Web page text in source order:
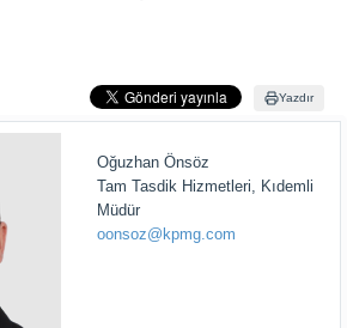
Yazdır
Oğuzhan Önsöz
Tam Tasdik Hizmetleri, Kıdemli
Müdür
oonsoz@kpmg.com